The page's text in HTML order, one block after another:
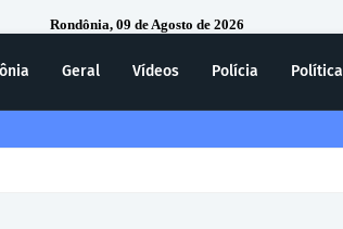
Rondônia, 09 de Agosto de 2026
Geral Vídeos Polícia Política